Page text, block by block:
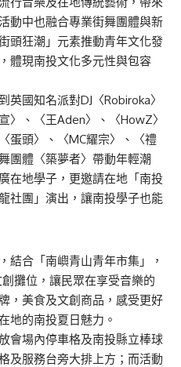
動中也融合專業街舞團體與新
頭狂潮」元素推動青年文化發
體現南投文化多元性與包容
國知名派對DJ〈Robiroka〉
〉、〈王Aden〉、〈HowZ〉
蛋頭〉、〈MC耀宗〉、〈禮
團體〈築夢者〉帶動年輕潮
在地學子，更邀請在地「南投
社團」演出，讓南投學子也能
結合「南嶼青山青年市集」，
攤位，讓民眾在享受音樂的
，美食及文創商品，感受更好
地的南投夏日魅力。
會場內停車格及南投縣立棒球
及服務台旁大排上方；而活動